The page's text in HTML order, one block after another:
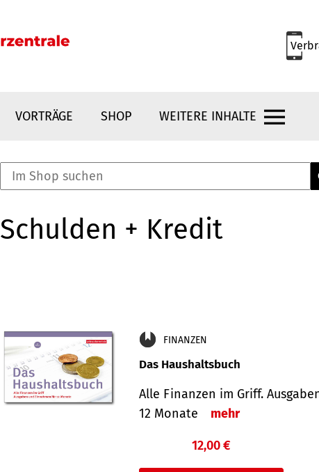
VORTRÄGE SHOP WEITERE INHALTE
Schulden + Kredit
FINANZEN
Das Haushaltsbuch
Alle Finanzen im Griff.
12 Monate
mehr
12,00 €